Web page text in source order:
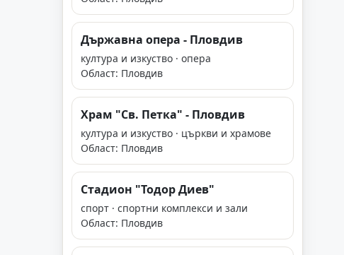
Държавна опера - Пловдив
култура и изкуство · опера
Област: Пловдив
Храм "Св. Петка" - Пловдив
култура и изкуство · църкви и храмове
Област: Пловдив
Стадион "Тодор Диев"
спорт · спортни комплекси и зали
Област: Пловдив